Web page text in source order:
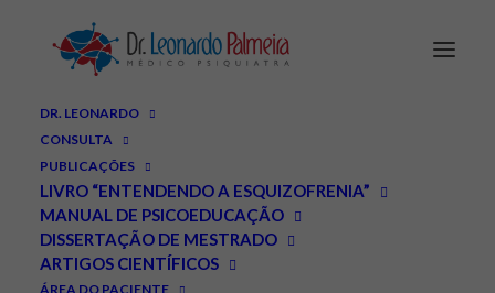
DR. LEONARDO
CONSULTA
PUBLICAÇÕES
LIVRO “ENTENDENDO A ESQUIZOFRENIA”
MANUAL DE PSICOEDUCAÇÃO
DISSERTAÇÃO DE MESTRADO
ARTIGOS CIENTÍFICOS
ÁREA DO PACIENTE
Short-cuts: Estudo da